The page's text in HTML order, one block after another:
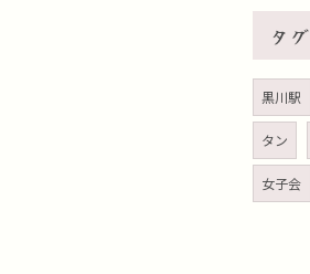
タグ
黒川駅
タン
女子会